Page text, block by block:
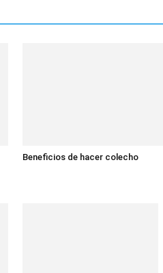
Beneficios de hacer colecho